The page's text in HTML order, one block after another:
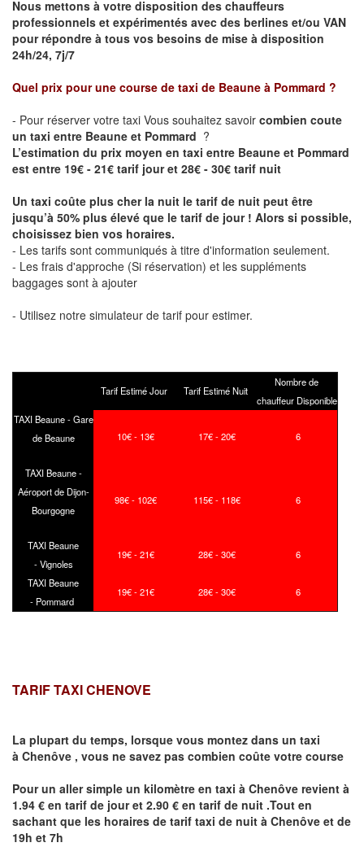
Nous mettons à votre disposition des chauffeurs
professionnels et expérimentés avec des berlines et/ou VAN
pour répondre à tous vos besoins de mise à disposition
24h/24, 7j/7
Quel prix pour une course de taxi de Beaune à Pommard ?
- Pour réserver votre taxi Vous souhaitez savoir combien coute
un taxi entre Beaune et Pommard ?
L’estimation du prix moyen en taxi entre Beaune et Pommard
est entre 19€ - 21€ tarif jour et 28€ - 30€ tarif nuit
Un taxi coûte plus cher la nuit le tarif de nuit peut être
jusqu’à 50% plus élevé que le tarif de jour ! Alors si possible,
choisissez bien vos horaires.
- Les tarifs sont communiqués à titre d'information seulement.
- Les frais d'approche (Si réservation) et les suppléments
baggages sont à ajouter
- Utilisez notre simulateur de tarif pour estimer.
Tarif Estimé Jour Tarif Estimé Nuit
Nombre de
chauffeur Disponible
TAXI Beaune - Gare
de Beaune
10€ - 13€ 17€ - 20€ 6
TAXI Beaune -
Aéroport de Dijon-
Bourgogne
98€ - 102€ 115€ - 118€ 6
TAXI Beaune
- Vignoles
19€ - 21€ 28€ - 30€ 6
TAXI Beaune
- Pommard
19€ - 21€ 28€ - 30€ 6
TARIF TAXI CHENOVE
La plupart du temps, lorsque vous montez dans un taxi
à Chenôve , vous ne savez pas combien coûte votre course
Pour un aller simple un kilomètre en taxi à Chenôve revient à
1.94 € en tarif de jour et 2.90 € en tarif de nuit .Tout en
sachant que les horaires de tarif taxi de nuit à Chenôve et de
19h et 7h